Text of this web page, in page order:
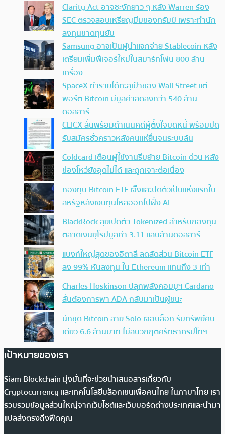
Clarity Act อาจชะงักยาว ๆ หลัง Warren ร้อง
SEC ตรวจสอบเหรียญมีมของทรัมป์ เพราะทำนัก
ลงทุนขาดทุนยับ
Samsung อาจเป็นผู้นำแจกจ่าย Stablecoin หลัง
เตรียมเพิ่มฟีเจอร์ใหม่ในสมาร์ทโฟน 800 ล้าน
เครื่อง
SpaceX ทำรายได้ทะลุเป้าของ Wall Street แต่
พอร์ต Bitcoin มีมูลค่าลดลงกว่า 540 ล้าน
ดอลลาร์
CLICX ลั่นพร้อมดำเนินคดีผู้ตั้งใจบิดหนี้ พร้อมปิด
รับสมัครชั่วคราวหลังคนแห่ยื่นจนระบบล้น
Coldcard เตือนผู้ใช้งานรีบย้าย Bitcoin ด่วน หลัง
ช่องโหว่ยังอุดไม่ได้ และถูกเจาะต่อเนื่อง
กองทุน Bitcoin ETF เจ๊งและปิดตัวเป็นแห่งแรกใน
สหรัฐหลังเงินทุนไหลออกไปฝั่ง AI
BlackRock ลุยเปิดตัว Tokenized สำหรับกองทุน
ตลาดเงินยุโรปมูลค่า 3.11 แสนล้านดอลลาร์
แบงก์ใหญ่สุดของอิตาลี ลดสัดส่วน Bitcoin ETF
ลง 99% หันลงทุน ใน Ethereum แทนถึง 3 เท่า
Charles Hoskinson ปลุกพลังคอมมูฯ Cardano
ลั่นต้องการพา ADA กลับมาเป็นผู้ชนะ
นักขุด Bitcoin สาย Solo เจอบล็อก รับทรัพย์คน
เดียว 6.6 ล้านบาท ไม่สนวิกฤตศรัทธาคริปโทฯ
เป้าหมายของเรา
Siam Blockchain มุ่งมั่นที่จะช่วยนำเสนอสารเกี่ยวกับ
Cryptocurrency และเทคโนโลยีบล็อกเชนเพื่อคนไทย ในภาษาไทย เรา
รวบรวมข้อมูลส่วนใหญ่จากเว็บไซต์และเว็บบอร์ดต่างประเทศและนำมา
แปลส่งตรงถึงฟีดคุณ